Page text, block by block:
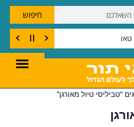
טאו
חיפוש
“טביליסי טיול מאורגן”